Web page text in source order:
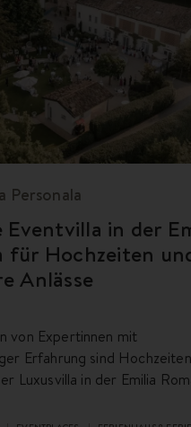
Personala
Eventvilla in der
für Hochzeiten
Anlässe
von Expertinnen mit
Erfahrung sind
Luxusvilla in der Emilia